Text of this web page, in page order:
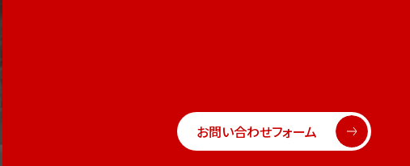
お問い合わせフォーム